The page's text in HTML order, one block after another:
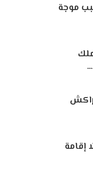
موجة
إقامة